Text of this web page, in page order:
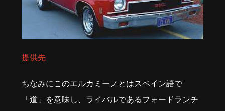
提供先
ちなみにこのエルカミーノとはスペイン語で
「道」を意味し、ライバルであるフォードランチ